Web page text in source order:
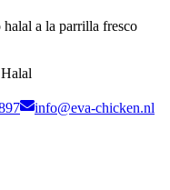
a la parrilla fresco
info@eva-chicken.nl